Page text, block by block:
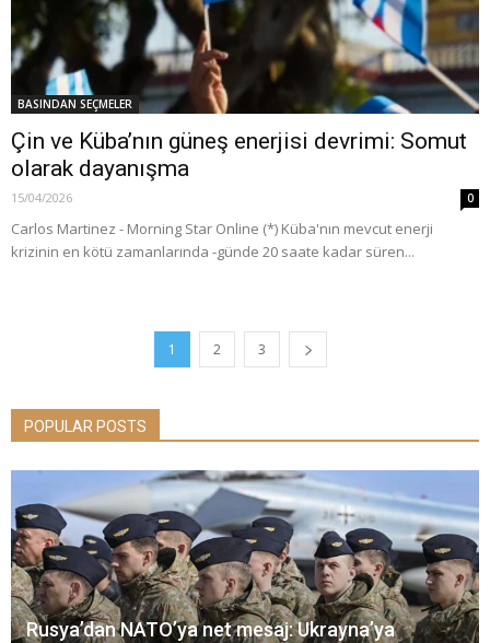
BASINDAN SEÇMELER
Çin ve Küba’nın güneş enerjisi devrimi: Somut
olarak dayanışma
15/04/2026 0
Carlos Martinez - Morning Star Online (*) Küba'nın mevcut enerji
krizinin en kötü zamanlarında -günde 20 saate kadar süren...
1 2 3
POPULAR POSTS
Rusya’dan NATO’ya net mesaj: Ukrayna’ya